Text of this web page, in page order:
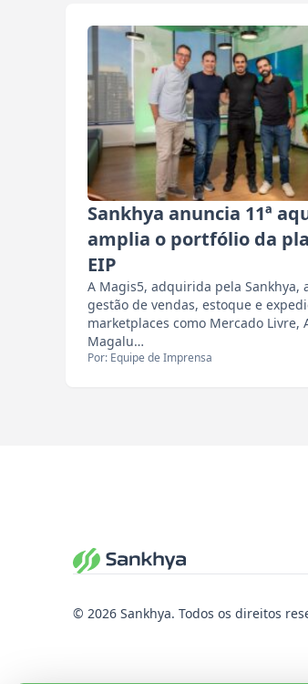
Sankhya anuncia 11ª
amplia o portfólio da
EIP
A Magis5, adquirida pela Sankhya,
gestão de vendas, estoque e
marketplaces como Mercado Livre,
Magalu…
Por: Equipe de Imprensa
© 2026 Sankhya. Todos os direitos